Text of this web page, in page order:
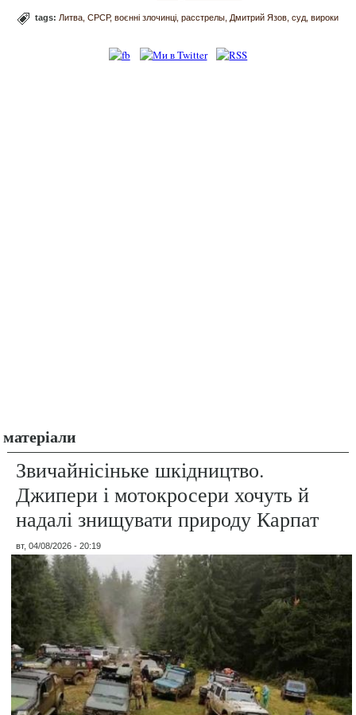
tags: Литва СРСР воєнні злочинці расстрелы Дмитрий Язов суд вироки
матеріали
Звичайнісіньке шкідництво.
Джипери і мотокросери хочуть й
надалі знищувати природу Карпат
вт, 04/08/2026 - 20:19